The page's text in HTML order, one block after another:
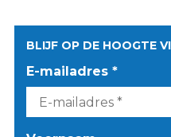
BLIJF OP DE HOOGTE
E-mailadres *